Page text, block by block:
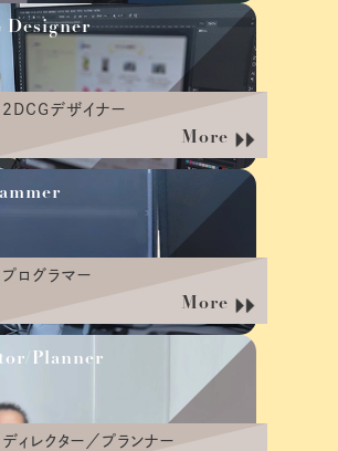
Designer
2DCGデザイナー
More
プログラマー
More
Planner
ディレクター／プランナー